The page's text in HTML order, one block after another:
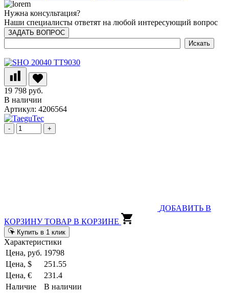
Нужна консультация?
Наши специалисты ответят на любой интересующий вопрос
ЗАДАТЬ ВОПРОС
19 798 руб.
В наличии
Артикул: 4206564
- +
ДОБАВИТЬ В
КОРЗИНУ ТОВАР В КОРЗИНЕ
Купить в 1 клик
Характеристики
Цена, руб. 19798
Цена, $
251.55
Цена, €
231.4
Наличие
В наличии